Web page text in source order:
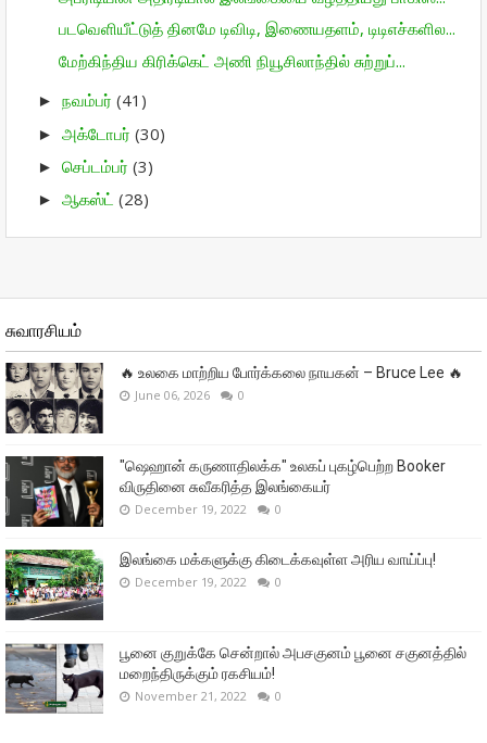
படவெளியீட்டுத் தினமே டிவிடி, இணையதளம், டிடிஎச்களில...
மேற்கிந்திய கிரிக்கெட் அணி நியூசிலாந்தில் சுற்றுப்...
► நவம்பர் (41)
► அக்டோபர் (30)
► செப்டம்பர் (3)
► ஆகஸ்ட் (28)
சுவாரசியம்
🔥 உலகை மாற்றிய போர்க்கலை நாயகன் – Bruce Lee 🔥
June 06, 2026 0
"ஷெஹான் கருணாதிலக்க" உலகப் புகழ்பெற்ற Booker
விருதினை சுவீகரித்த இலங்கையர்
December 19, 2022 0
இலங்கை மக்களுக்கு கிடைக்கவுள்ள அரிய வாய்ப்பு!
December 19, 2022 0
பூனை குறுக்கே சென்றால் அபசகுனம் பூனை சகுனத்தில்
மறைந்திருக்கும் ரகசியம்!
November 21, 2022 0